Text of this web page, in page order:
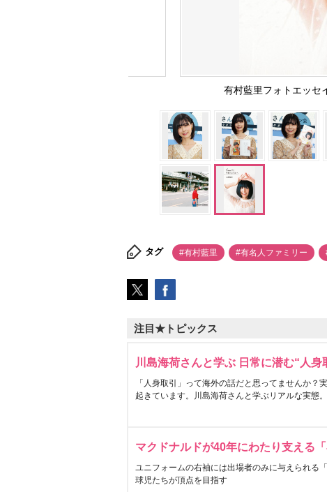
有村藍里フォトエッセ
タグ #有村藍里 #有名人ファミリー
注目★トピックス
川島海荷さんと学ぶ 日常に潜む“人身
「人身取引」って海外の話だと思ってませんか？
起きています。川島海荷さんと学ぶリアルな実態。
マクドナルドが40年にわたり支える「
ユニフォームの右袖には出場者のみに与えられる
球児たちが頂点を目指す